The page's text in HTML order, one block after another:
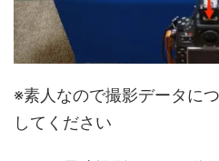
※素人なので撮影データに
してください